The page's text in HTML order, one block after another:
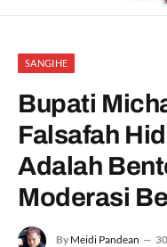
SANGIHE
Bupati
Falsafah
Adalah
Moderasi
By Meidi Pandean